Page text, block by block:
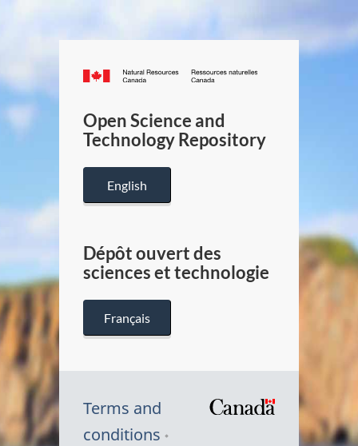
Canada.ca
/
Canada
Open Science and
Technology Repository
English
Dépôt ouvert des
sciences et technologie
Français
Terms and
conditions
Symbole